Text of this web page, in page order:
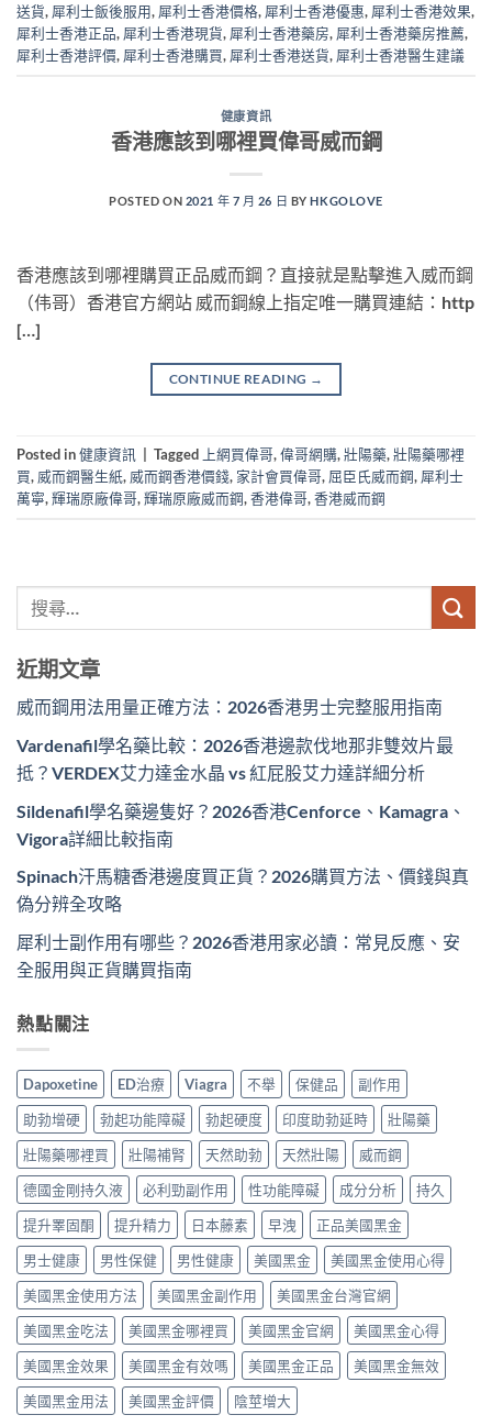
送貨, 犀利士飯後服用, 犀利士香港價格, 犀利士香港優惠, 犀利士香港效果,
犀利士香港正品, 犀利士香港現貨, 犀利士香港藥房, 犀利士香港藥房推薦,
犀利士香港評價, 犀利士香港購買, 犀利士香港送貨, 犀利士香港醫生建議
健康資訊
香港應該到哪裡買偉哥威而鋼
POSTED ON 2021 年 7 月 26 日 BYHKGOLOVE
香港應該到哪裡購買正品威而鋼？直接就是點擊進入威而鋼
（伟哥）香港官方網站 威而鋼線上指定唯一購買連結：http
[…]
CONTINUE READING →
Posted in健康資訊 Tagged 上網買偉哥,偉哥網購,壯陽藥,壯陽藥哪裡
買, 威而鋼醫生紙, 威而鋼香港價錢, 家計會買偉哥, 屈臣氏威而鋼, 犀利士
萬寧,輝瑞原廠偉哥,輝瑞原廠威而鋼,香港偉哥,香港威而鋼
近期文章
威而鋼用法用量正確方法：2026香港男士完整服用指南
Vardenafil學名藥比較：2026香港邊款伐地那非雙效片最
抵？VERDEX艾力達金水晶 vs 紅屁股艾力達詳細分析
Sildenafil學名藥邊隻好？2026香港Cenforce、Kamagra、
Vigora詳細比較指南
Spinach汗馬糖香港邊度買正貨？2026購買方法、價錢與真
偽分辨全攻略
犀利士副作用有哪些？2026香港用家必讀：常見反應、安
全服用與正貨購買指南
熱點關注
Dapoxetine ED治療 Viagra 不舉 保健品
副作用
助勃增硬
勃起功能障礙 勃起硬度 印度助勃延時
壯陽藥
壯陽藥哪裡買
壯陽補腎 天然助勃 天然壯陽
威而鋼
德國金剛持久液
必利勁副作用 性功能障礙 成分分析
持久
提升睪固酮
提升精力 日本藤素 早洩
正品美國黑金
男士健康
男性保健 男性健康 美國黑金
美國黑金使用心得
美國黑金使用方法
美國黑金副作用
美國黑金台灣官網
美國黑金吃法
美國黑金哪裡買 美國黑金官網
美國黑金心得
美國黑金效果
美國黑金有效嗎 美國黑金正品
美國黑金無效
美國黑金用法
美國黑金評價 陰莖增大